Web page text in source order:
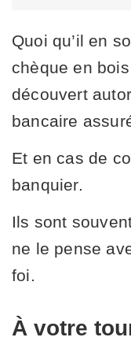
Quoi qu’il en
chèque en
découvert
bancaire
Et en cas de
banquier.
Ils sont
ne le pense
foi.
À votre